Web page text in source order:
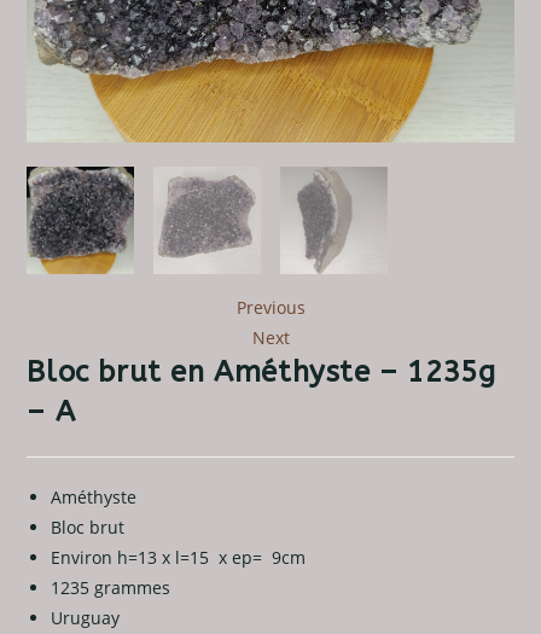
Previous
Next
Bloc brut en Améthyste – 1235g
– A
Améthyste
Bloc brut
Environ h=13 x l=15 x ep= 9cm
1235 grammes
Uruguay